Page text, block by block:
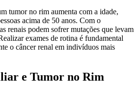
tumor no rim aumenta com a idade,
acima de 50 anos. Com o
renais podem sofrer mutações que levam
exames de rotina é fundamental
o câncer renal em indivíduos mais
e Tumor no Rim